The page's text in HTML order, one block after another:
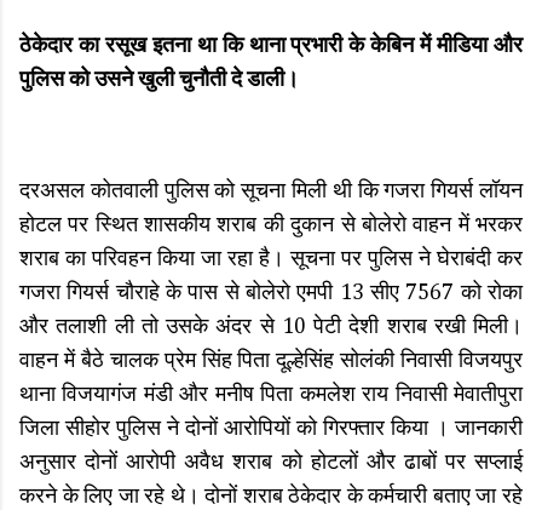
ठेकेदार का रसूख इतना था कि थाना प्रभारी के केबिन में मीडिया और
पुलिस को उसने खुली चुनौती दे डाली।
दरअसल कोतवाली पुलिस को सूचना मिली थी कि गजरा गियर्स लॉयन
होटल पर स्थित शासकीय शराब की दुकान से बोलेरो वाहन में भरकर
शराब का परिवहन किया जा रहा है। सूचना पर पुलिस ने घेराबंदी कर
गजरा गियर्स चौराहे के पास से बोलेरो एमपी 13 सीए 7567 को रोका
और तलाशी ली तो उसके अंदर से 10 पेटी देशी शराब रखी मिली।
वाहन में बैठे चालक प्रेम सिंह पिता दूल्हेसिंह सोलंकी निवासी विजयपुर
थाना विजयागंज मंडी और मनीष पिता कमलेश राय निवासी मेवातीपुरा
जिला सीहोर पुलिस ने दोनों आरोपियों को गिरफ्तार किया । जानकारी
अनुसार दोनों आरोपी अवैध शराब को होटलों और ढाबों पर सप्लाई
करने के लिए जा रहे थे। दोनों शराब ठेकेदार के कर्मचारी बताए जा रहे